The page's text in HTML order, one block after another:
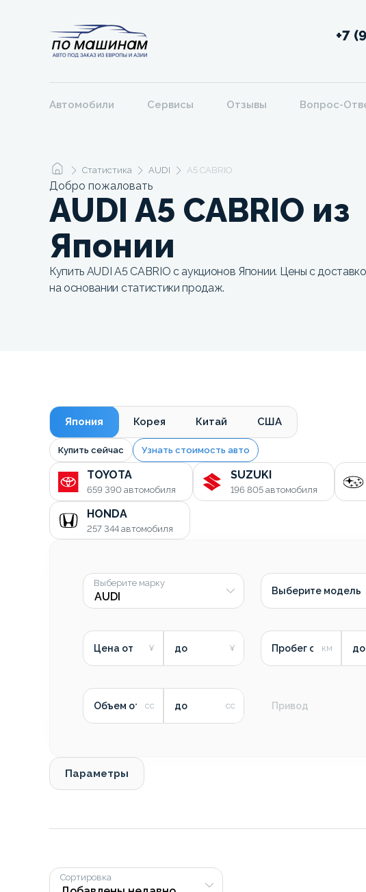
+7
Автомобили Сервисы Отзывы Вопрос-
Статистика AUDI A5 CABRIO
Добро пожаловать
AUDI A5 CABRIO из
Японии
Купить AUDI A5 CABRIO с аукционов Японии. Цены с
на основании статистики продаж.
Япония Корея Китай США
Купить сейчас Узнать стоимость авто
TOYOTA
659 390 автомобиля
SUZUKI
196 805 автомобиля
HONDA
257 344 автомобиля
Выберите марку
Выберите модель
Цена от до Пробег от до
Объем от до Привод
Параметры
Сортировка